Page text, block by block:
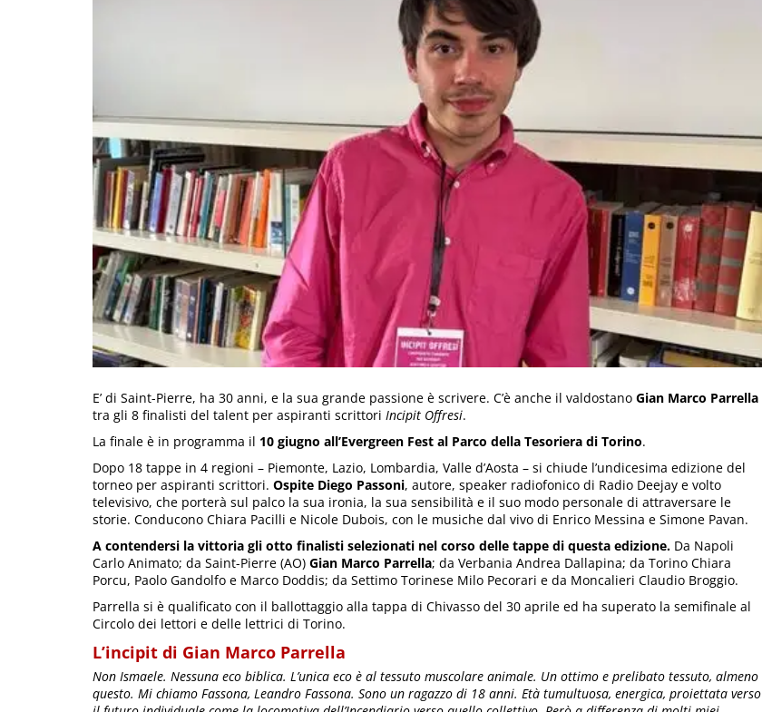
E’ di Saint-Pierre, ha 30 anni, e la sua grande passione è scrivere. C’è anche il valdostano Gian Marco Parrella
tra gli 8 finalisti del talent per aspiranti scrittori Incipit Offresi.
La finale è in programma il 10 giugno all’Evergreen Fest al Parco della Tesoriera di Torino.
Dopo 18 tappe in 4 regioni – Piemonte, Lazio, Lombardia, Valle d’Aosta – si chiude l’undicesima edizione del
torneo per aspiranti scrittori. Ospite Diego Passoni, autore, speaker radiofonico di Radio Deejay e volto
televisivo, che porterà sul palco la sua ironia, la sua sensibilità e il suo modo personale di attraversare le
storie. Conducono Chiara Pacilli e Nicole Dubois, con le musiche dal vivo di Enrico Messina e Simone Pavan.
A contendersi la vittoria gli otto finalisti selezionati nel corso delle tappe di questa edizione. Da Napoli
Carlo Animato; da Saint-Pierre (AO) Gian Marco Parrella; da Verbania Andrea Dallapina; da Torino Chiara
Porcu, Paolo Gandolfo e Marco Doddis; da Settimo Torinese Milo Pecorari e da Moncalieri Claudio Broggio.
Parrella si è qualificato con il ballottaggio alla tappa di Chivasso del 30 aprile ed ha superato la semifinale al
Circolo dei lettori e delle lettrici di Torino.
L’incipit di Gian Marco Parrella
Non Ismaele. Nessuna eco biblica. L’unica eco è al tessuto muscolare animale. Un ottimo e prelibato tessuto, almeno
questo. Mi chiamo Fassona, Leandro Fassona. Sono un ragazzo di 18 anni. Età tumultuosa, energica, proiettata verso